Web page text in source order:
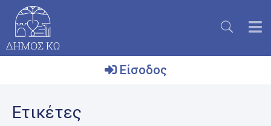
Δήμος
Είσοδος
Ετικέτες